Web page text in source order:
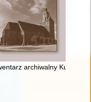
archiwalny Kurii